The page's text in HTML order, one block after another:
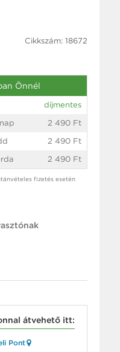
Cikkszám: 18672
Önnél
díjmentes
2 490 Ft
2 490 Ft
2 490 Ft
fizetés esetén
átvehető itt:
Pont